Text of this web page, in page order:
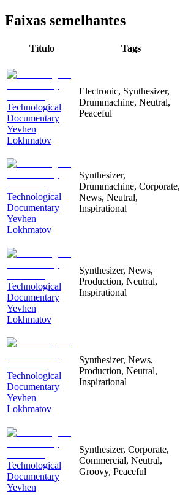
Faixas semelhantes
Título Tags
Technological
Documentary
Yevhen
Lokhmatov
Electronic, Synthesizer,
Drummachine, Neutral,
Peaceful
Technological
Documentary
Yevhen
Lokhmatov
Synthesizer,
Drummachine, Corporate,
News, Neutral,
Inspirational
Technological
Documentary
Yevhen
Lokhmatov
Synthesizer, News,
Production, Neutral,
Inspirational
Technological
Documentary
Yevhen
Lokhmatov
Synthesizer, News,
Production, Neutral,
Inspirational
Technological
Documentary
Yevhen
Synthesizer, Corporate,
Commercial, Neutral,
Groovy, Peaceful